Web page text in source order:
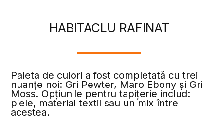
HABITACLU RAFINAT
Paleta de culori a fost completată cu trei
nuanțe noi: Gri Pewter, Maro Ebony și Gri
Moss. Opțiunile pentru tapițerie includ:
piele, material textil sau un mix între
acestea.